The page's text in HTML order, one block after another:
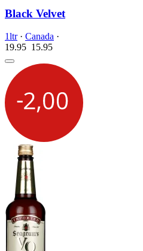
Black Velvet
1ltr· Canada ·
19.95 15.95